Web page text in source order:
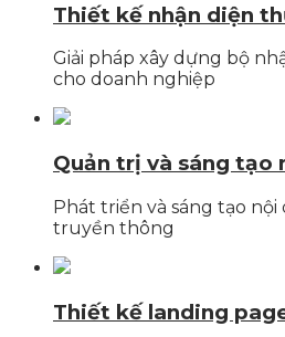
Thiết kế nhận diện
Giải pháp xây dựng bộ
cho doanh nghiệp
Quản trị và sáng tạo
Phát triển và sáng tạo
truyền thông
Thiết kế landing